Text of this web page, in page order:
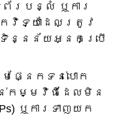
របន្លំ ឬការ
វិទ្យាដែលត្រូវ
ទិន្នន័យអ្នកប្រើ
ផ្នែកទន់បោក
ន់កម្មវិធីដែលមិន
ឬការទាញយក